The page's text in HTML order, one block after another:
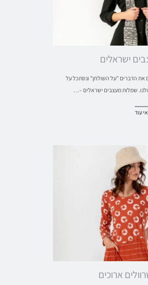
ישראלים
את הדברים "על השולחן" ונסתכל על
שמלות מעצבים ישראלים –…
עוד
ארוכים